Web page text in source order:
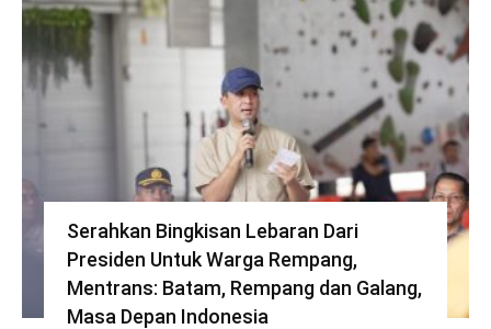
Serahkan Bingkisan Lebaran Dari
Presiden Untuk Warga Rempang,
Mentrans: Batam, Rempang dan Galang,
Masa Depan Indonesia